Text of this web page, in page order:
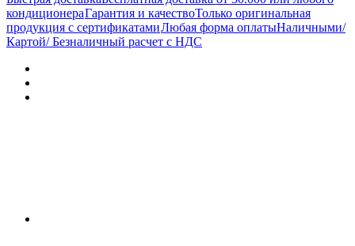
кондиционераГарантия и качествоТолько оригинальная
продукция с сертификатамиЛюбая форма оплатыНаличными/
Картой/ Безналичный расчет с НДС